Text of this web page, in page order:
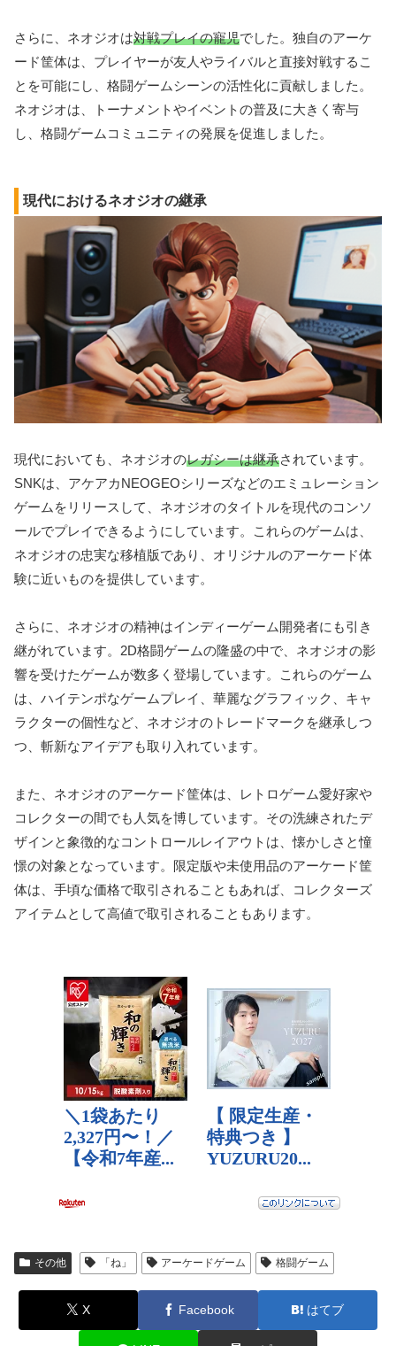
さらに、ネオジオは対戦プレイの寵児でした。独自のアーケ
ード筐体は、プレイヤーが友人やライバルと直接対戦するこ
とを可能にし、格闘ゲームシーンの活性化に貢献しました。
ネオジオは、トーナメントやイベントの普及に大きく寄与
し、格闘ゲームコミュニティの発展を促進しました。
現代におけるネオジオの継承
現代においても、ネオジオのレガシーは継承されています。
SNKは、アケアカNEOGEOシリーズなどのエミュレーション
ゲームをリリースして、ネオジオのタイトルを現代のコンソ
ールでプレイできるようにしています。これらのゲームは、
ネオジオの忠実な移植版であり、オリジナルのアーケード体
験に近いものを提供しています。
さらに、ネオジオの精神はインディーゲーム開発者にも引き
継がれています。2D格闘ゲームの隆盛の中で、ネオジオの影
響を受けたゲームが数多く登場しています。これらのゲーム
は、ハイテンポなゲームプレイ、華麗なグラフィック、キャ
ラクターの個性など、ネオジオのトレードマークを継承しつ
つ、斬新なアイデアも取り入れています。
また、ネオジオのアーケード筐体は、レトロゲーム愛好家や
コレクターの間でも人気を博しています。その洗練されたデ
ザインと象徴的なコントロールレイアウトは、懐かしさと憧
憬の対象となっています。限定版や未使用品のアーケード筐
体は、手頃な価格で取引されることもあれば、コレクターズ
アイテムとして高値で取引されることもあります。
その他 「ね」 アーケードゲーム 格闘ゲーム
X Facebook はてブ